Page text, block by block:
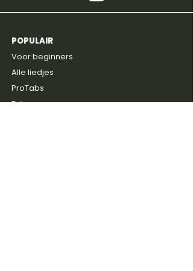
POPULAIR
Voor beginners
Alle liedjes
ProTabs
Prijzen